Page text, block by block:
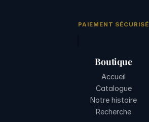
PAIEMENT SÉCURISÉ
Boutique
Accueil
Catalogue
Notre histoire
Recherche